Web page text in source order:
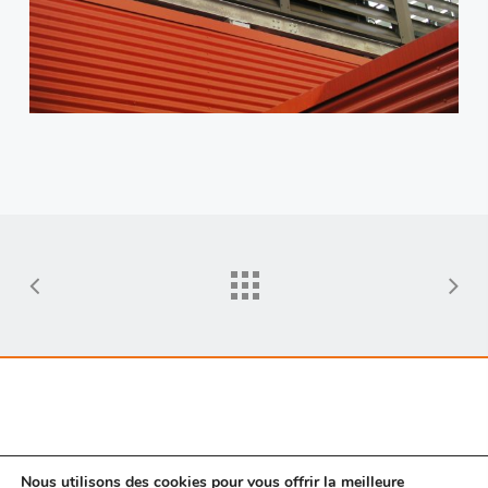
Nous utilisons des cookies pour vous offrir la meilleure